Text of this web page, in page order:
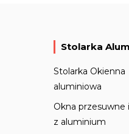
Stolarka
Stolarka Okienna
aluminiowa
Okna przesuwne
z aluminium